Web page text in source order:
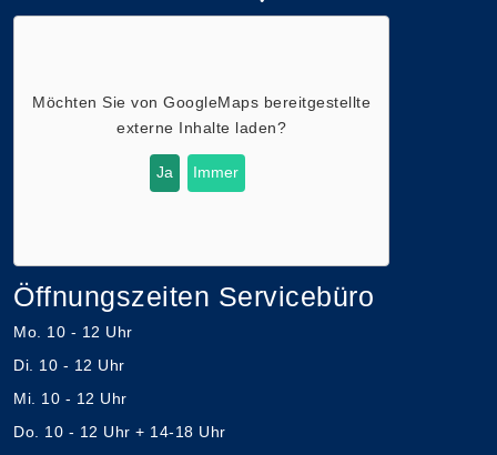
Möchten Sie vonGoogleMaps bereitgestellte
externe Inhalte laden?
Ja Immer
Öffnungszeiten Servicebüro
Mo. 10 - 12 Uhr
Di. 10 - 12 Uhr
Mi. 10 - 12 Uhr
Do. 10 - 12 Uhr + 14-18 Uhr